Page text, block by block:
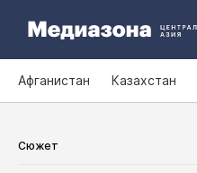
Афганистан Казахстан
Сюжет